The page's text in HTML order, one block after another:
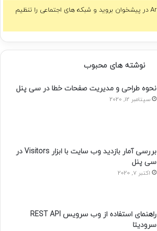
به صفحه Arqam options در پیشخوان بروید و شبکه های اجتماعی را تنظیم
نوشته های محبوب
نحوه طراحی و مدیریت صفحات خطا در سی پنل
سپتامبر 12, 2020
بررسی آمار بازدید وب سایت با ابزار Visitors در
سی پنل
اکتبر 7, 2020
راهنمای استفاده از وب سرویس REST API
سرودیتا